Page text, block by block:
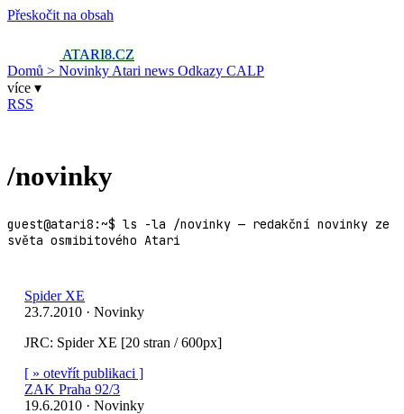
Přeskočit na obsah
ATARI8.CZ
Domů > Novinky Atari news Odkazy CALP
více ▾
RSS
/novinky
guest@atari8:~$ ls -la /novinky — redakční novinky ze
světa osmibitového Atari
Spider XE
23.7.2010 · Novinky
JRC: Spider XE [20 stran / 600px]
[ » otevřít publikaci ]
ZAK Praha 92/3
19.6.2010 · Novinky